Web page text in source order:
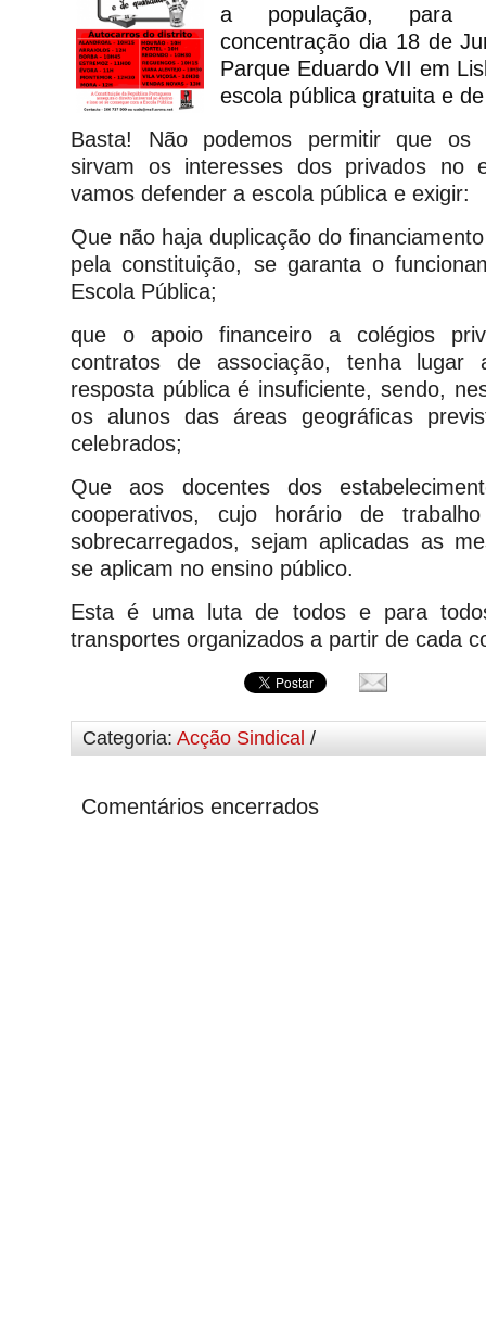
a população, para
concentração dia 18 de
Parque Eduardo VII em
escola pública gratuita e
Basta! Não podemos permitir que os
sirvam os interesses dos privados no
vamos defender a escola pública e exigir:
Que não haja duplicação do
pela constituição, se garanta o
Escola Pública;
que o apoio financeiro a colégios
contratos de associação, tenha lugar
resposta pública é insuficiente, sendo,
os alunos das áreas geográficas
celebrados;
Que aos docentes dos
cooperativos, cujo horário de
sobrecarregados, sejam aplicadas as
se aplicam no ensino público.
Esta é uma luta de todos e para
transportes organizados a partir de cada
Categoria: Acção Sindical /
Comentários encerrados